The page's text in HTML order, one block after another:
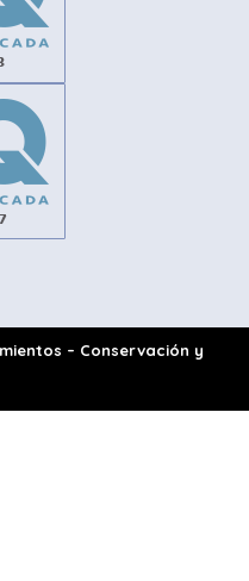
– Conservación y